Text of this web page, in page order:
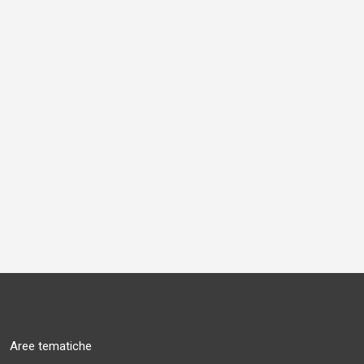
Aree tematiche